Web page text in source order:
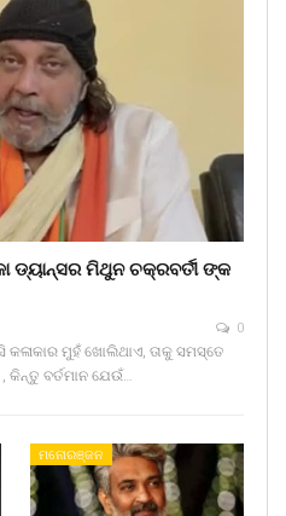
ମିଥୁନ ଚକ୍ରବର୍ତୀ ଙ୍କ
0
ମୁହଁ ଖୋଲିଥାଏ, ତାକୁ ସମସ୍ତେ
ବର୍ତମାନ ଯେଉଁ…
ମନୋରଞ୍ଜନ